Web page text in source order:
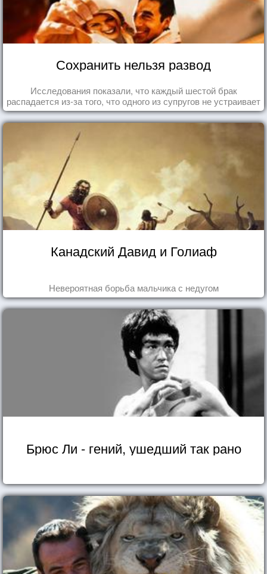
Сохранить нельзя развод
Исследования показали, что каждый шестой брак
распадается из-за того, что одного из супругов не устраивает
та роль, которая выпала ему в семье.
Канадский Давид и Голиаф
Невероятная борьба мальчика с недугом
Брюс Ли - гений, ушедший так рано